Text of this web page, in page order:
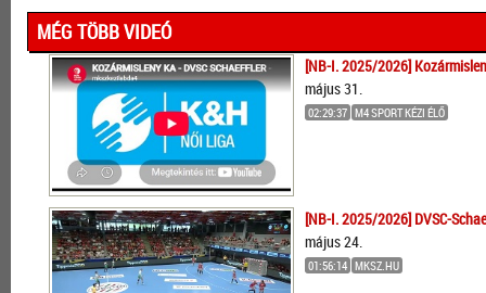
MÉG TÖBB VIDEÓ
[NB-I. 2025/2026]
május 31.
02:29:37 M4 SPORT KÉZI ÉLŐ
[NB-I. 2025/2026] DVSC-
május 24.
01:56:14 MKSZ.HU